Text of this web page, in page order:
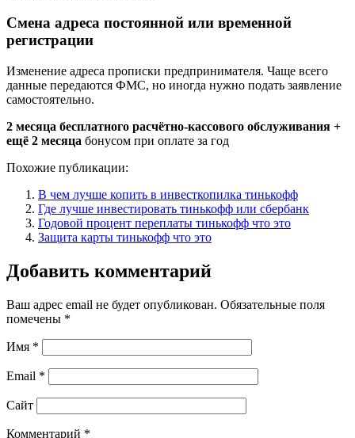
Смена адреса постоянной или временной
регистрации
Изменение адреса прописки предпринимателя. Чаще всего
данные передаются ФМС, но иногда нужно подать заявление
самостоятельно.
2 месяца бесплатного расчётно-кассового обслуживания +
ещё 2 месяца бонусом при оплате за год
Похожие публикации:
В чем лучше копить в инвесткопилка тинькофф
Где лучше инвестировать тинькофф или сбербанк
Годовой процент переплаты тинькофф что это
Защита карты тинькофф что это
Добавить комментарий
Ваш адрес email не будет опубликован. Обязательные поля
помечены *
Имя *
Email *
Сайт
Комментарий *